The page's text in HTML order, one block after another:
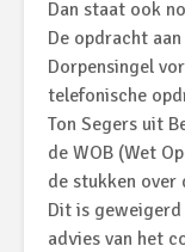
Dan staat ook
De opdracht
Dorpensingel
telefonische
Ton Segers uit
de WOB (Wet
de stukken over
Dit is
advies van het